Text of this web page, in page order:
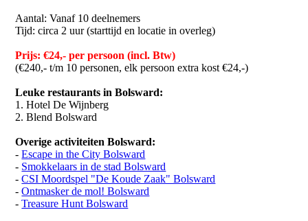
Aantal: Vanaf 10 deelnemers
Tijd: circa 2 uur (starttijd en locatie in overleg)
Prijs: €24,- per persoon (incl. Btw)
(€240,- t/m 10 personen, elk persoon extra kost €24,-)
Leuke restaurants in Bolsward:
1. Hotel De Wijnberg
2. Blend Bolsward
Overige activiteiten Bolsward:
-Escape in the City Bolsward
- Smokkelaars in de stad Bolsward
-CSI Moordspel "De Koude Zaak" Bolsward
-Ontmasker de mol! Bolsward
-Treasure Hunt Bolsward